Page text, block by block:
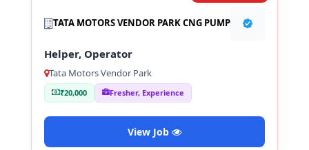
TATA MOTORS VENDOR PARK CNG PUMP
Helper, Operator
Tata Motors Vendor Park
₹20,000 Fresher, Experience
View Job